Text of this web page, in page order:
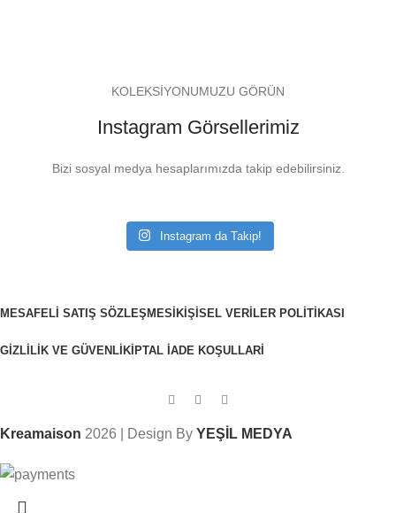
KOLEKSİYONUMUZU GÖRÜN
Instagram Görsellerimiz
Bizi sosyal medya hesaplarımızda takip edebilirsiniz.
Instagram da Takip!
MESAFELI SATIŞ SÖZLEŞMESIKIŞISEL VERILER POLITIKASI
GIZLILIK VE GÜVENLIKİPTAL İADE KOŞULLARI
Kreamaison 2026 | Design By YEŞİL MEDYA
Sepetinizdeki 2. Ürün Şimdi %50 İndirimli!